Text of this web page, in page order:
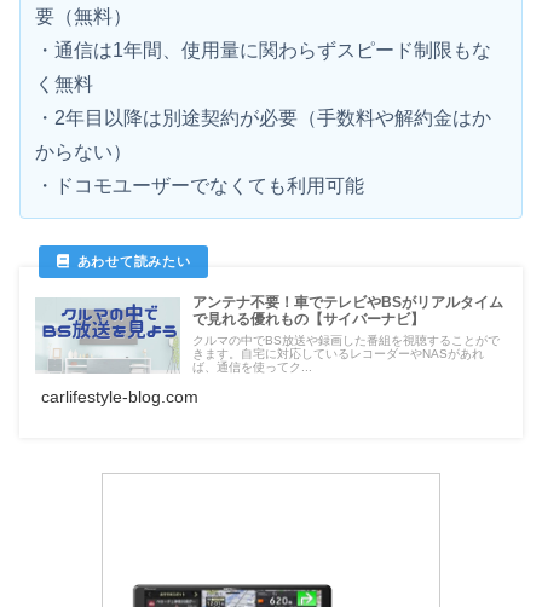
要（無料）
・通信は1年間、使用量に関わらずスピード制限もな
く無料
・2年目以降は別途契約が必要（手数料や解約金はか
からない）
・ドコモユーザーでなくても利用可能
アンテナ不要！車でテレビやBSがリアルタイム
で見れる優れもの【サイバーナビ】
クルマの中でBS放送や録画した番組を視聴することがで
きます。自宅に対応しているレコーダーやNASがあれ
ば、通信を使ってク...
carlifestyle-blog.com